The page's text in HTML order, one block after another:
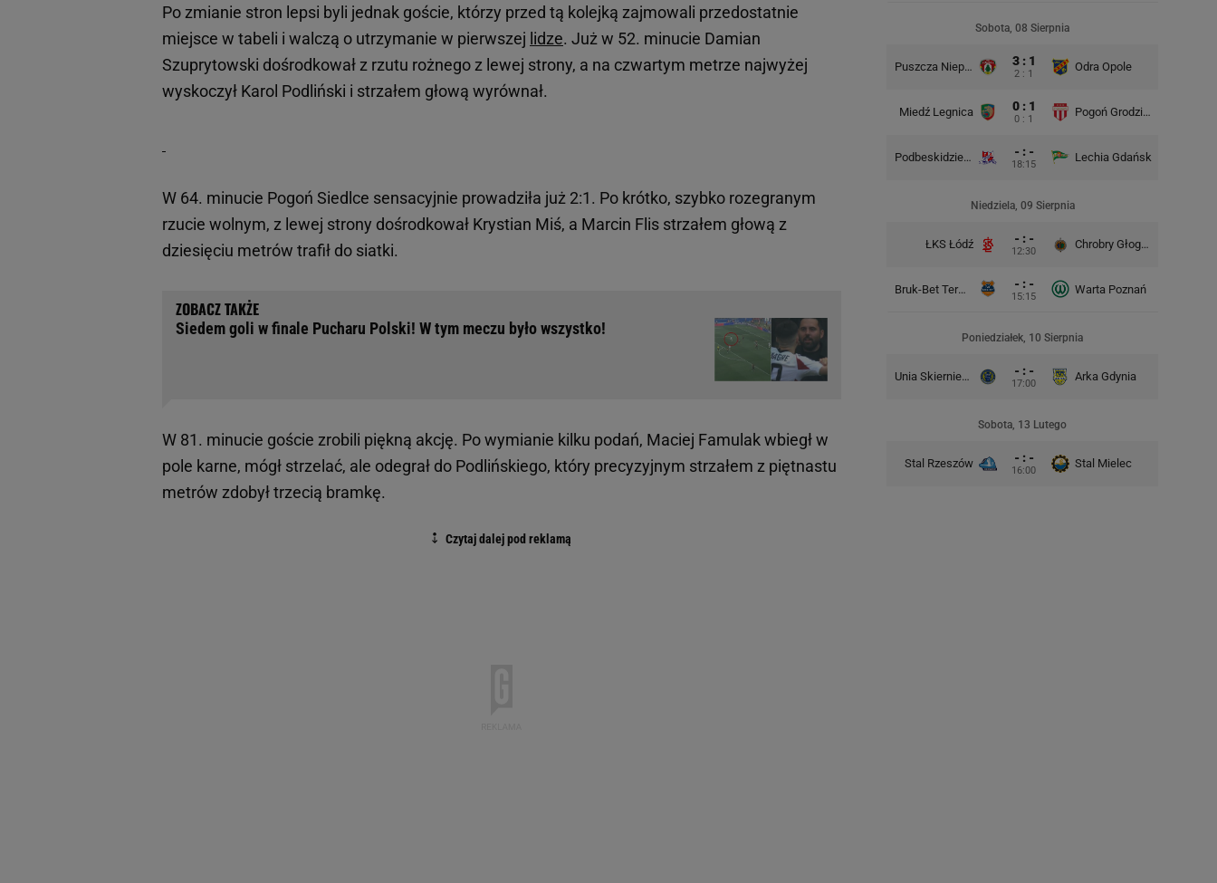
Po zmianie stron lepsi byli jednak goście, którzy przed tą kolejką zajmowali przedostatnie
miejsce w tabeli i walczą o utrzymanie w pierwszej lidze. Już w 52. minucie Damian
Szuprytowski dośrodkował z rzutu rożnego z lewej strony, a na czwartym metrze najwyżej
wyskoczył Karol Podliński i strzałem głową wyrównał.
W 64. minucie Pogoń Siedlce sensacyjnie prowadziła już 2:1. Po krótko, szybko rozegranym
rzucie wolnym, z lewej strony dośrodkował Krystian Miś, a Marcin Flis strzałem głową z
dziesięciu metrów trafił do siatki.
Siedem goli w finale Pucharu Polski! W tym meczu było wszystko!
W 81. minucie goście zrobili piękną akcję. Po wymianie kilku podań, Maciej Famulak wbiegł w
pole karne, mógł strzelać, ale odegrał do Podlińskiego, który precyzyjnym strzałem z piętnastu
metrów zdobył trzecią bramkę.
Sobota, 08 Sierpnia
Puszcza Niepołomice 3 : 1
2 : 1
Odra Opole
Miedź Legnica 0 : 1
0 : 1
Pogoń Grodzisk Mazowiecki
Podbeskidzie Bielsko-Biała - : -
18:15
Lechia Gdańsk
Niedziela, 09 Sierpnia
ŁKS Łódź - : -
12:30
Chrobry Głogów
Bruk-Bet Termalica Nieciecza - : -
15:15
Warta Poznań
Poniedziałek, 10 Sierpnia
Unia Skierniewice - : -
17:00
Arka Gdynia
Sobota, 13 Lutego
Stal Rzeszów - : -
16:00
Stal Mielec